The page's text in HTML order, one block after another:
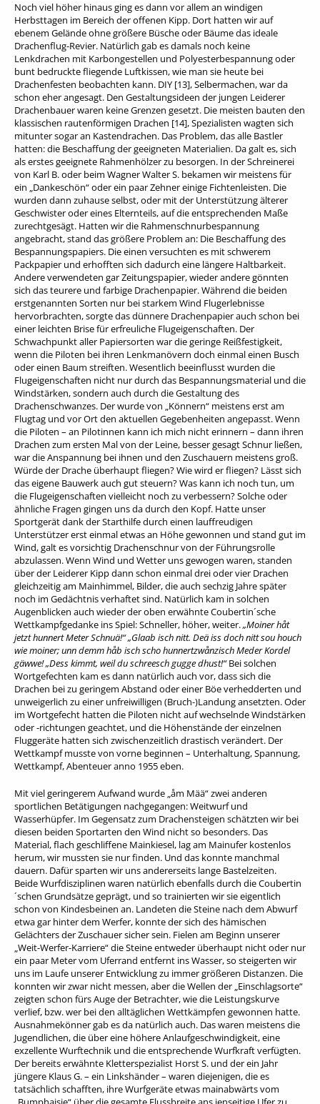
Noch viel höher hinaus ging es dann vor allem an windigen
Herbsttagen im Bereich der offenen Kipp. Dort hatten wir auf
ebenem Gelände ohne größere Büsche oder Bäume das ideale
Drachenflug-Revier. Natürlich gab es damals noch keine
Lenkdrachen mit Karbongestellen und Polyesterbespannung oder
bunt bedruckte fliegende Luftkissen, wie man sie heute bei
Drachenfesten beobachten kann. DIY [13], Selbermachen, war da
schon eher angesagt. Den Gestaltungsideen der jungen Leiderer
Drachenbauer waren keine Grenzen gesetzt. Die meisten bauten den
klassischen rautenförmigen Drachen [14], Spezialisten wagten sich
mitunter sogar an Kastendrachen. Das Problem, das alle Bastler
hatten: die Beschaffung der geeigneten Materialien. Da galt es, sich
als erstes geeignete Rahmenhölzer zu besorgen. In der Schreinerei
von Karl B. oder beim Wagner Walter S. bekamen wir meistens für
ein „Dankeschön“ oder ein paar Zehner einige Fichtenleisten. Die
wurden dann zuhause selbst, oder mit der Unterstützung älterer
Geschwister oder eines Elternteils, auf die entsprechenden Maße
zurechtgesägt. Hatten wir die Rahmenschnurbespannung
angebracht, stand das größere Problem an: Die Beschaffung des
Bespannungspapiers. Die einen versuchten es mit schwerem
Packpapier und erhofften sich dadurch eine längere Haltbarkeit.
Andere verwendeten gar Zeitungspapier, wieder andere gönnten
sich das teurere und farbige Drachenpapier. Während die beiden
erstgenannten Sorten nur bei starkem Wind Flugerlebnisse
hervorbrachten, sorgte das dünnere Drachenpapier auch schon bei
einer leichten Brise für erfreuliche Flugeigenschaften. Der
Schwachpunkt aller Papiersorten war die geringe Reißfestigkeit,
wenn die Piloten bei ihren Lenkmanövern doch einmal einen Busch
oder einen Baum streiften. Wesentlich beeinflusst wurden die
Flugeigenschaften nicht nur durch das Bespannungsmaterial und die
Windstärken, sondern auch durch die Gestaltung des
Drachenschwanzes. Der wurde von „Könnern“ meistens erst am
Flugtag und vor Ort den aktuellen Gegebenheiten angepasst. Wenn
die Piloten – an Pilotinnen kann ich mich nicht erinnern – dann ihren
Drachen zum ersten Mal von der Leine, besser gesagt Schnur ließen,
war die Anspannung bei ihnen und den Zuschauern meistens groß.
Würde der Drache überhaupt fliegen? Wie wird er fliegen? Lässt sich
das eigene Bauwerk auch gut steuern? Was kann ich noch tun, um
die Flugeigenschaften vielleicht noch zu verbessern? Solche oder
ähnliche Fragen gingen uns da durch den Kopf. Hatte unser
Sportgerät dank der Starthilfe durch einen lauffreudigen
Unterstützer erst einmal etwas an Höhe gewonnen und stand gut im
Wind, galt es vorsichtig Drachenschnur von der Führungsrolle
abzulassen. Wenn Wind und Wetter uns gewogen waren, standen
über der Leiderer Kipp dann schon einmal drei oder vier Drachen
gleichzeitig am Mainhimmel, Bilder, die auch sechzig Jahre später
noch im Gedächtnis verhaftet sind. Natürlich kam in solchen
Augenblicken auch wieder der oben erwähnte Coubertin´sche
Wettkampfgedanke ins Spiel: Schneller, höher, weiter.„Moiner håt
jetzt hunnert Meter Schnuä!“ „Glaab isch nitt. Deä iss doch nitt sou houch
wie moiner; unn demm håb isch scho hunnertzwånzisch Meder Kordel
gäwwe! „Dess kimmt, weil du schreesch gugge dhust!“Bei solchen
Wortgefechten kam es dann natürlich auch vor, dass sich die
Drachen bei zu geringem Abstand oder einer Böe verhedderten und
unweigerlich zu einer unfreiwilligen (Bruch-)Landung ansetzten. Oder
im Wortgefecht hatten die Piloten nicht auf wechselnde Windstärken
oder -richtungen geachtet, und die Höhenstände der einzelnen
Fluggeräte hatten sich zwischenzeitlich drastisch verändert. Der
Wettkampf musste von vorne beginnen – Unterhaltung, Spannung,
Wettkampf, Abenteuer anno 1955 eben.
Mit viel geringerem Aufwand wurde „åm Mää“ zwei anderen
sportlichen Betätigungen nachgegangen: Weitwurf und
Wasserhüpfer. Im Gegensatz zum Drachensteigen schätzten wir bei
diesen beiden Sportarten den Wind nicht so besonders. Das
Material, flach geschliffene Mainkiesel, lag am Mainufer kostenlos
herum, wir mussten sie nur finden. Und das konnte manchmal
dauern. Dafür sparten wir uns andererseits lange Bastelzeiten.
Beide Wurfdisziplinen waren natürlich ebenfalls durch die Coubertin
´schen Grundsätze geprägt, und so trainierten wir sie eigentlich
schon von Kindesbeinen an. Landeten die Steine nach dem Abwurf
etwa gar hinter dem Werfer, konnte der sich des hämischen
Gelächters der Zuschauer sicher sein. Fielen am Beginn unserer
„Weit-Werfer-Karriere“ die Steine entweder überhaupt nicht oder nur
ein paar Meter vom Uferrand entfernt ins Wasser, so steigerten wir
uns im Laufe unserer Entwicklung zu immer größeren Distanzen. Die
konnten wir zwar nicht messen, aber die Wellen der „Einschlagsorte“
zeigten schon fürs Auge der Betrachter, wie die Leistungskurve
verlief, bzw. wer bei den alltäglichen Wettkämpfen gewonnen hatte.
Ausnahmekönner gab es da natürlich auch. Das waren meistens die
Jugendlichen, die über eine höhere Anlaufgeschwindigkeit, eine
exzellente Wurftechnik und die entsprechende Wurfkraft verfügten.
Der bereits erwähnte Kletterspezialist Horst S. und der ein Jahr
jüngere Klaus G. – ein Linkshänder – waren diejenigen, die es
tatsächlich schafften, ihre Wurfgeräte etwas mainabwärts vom